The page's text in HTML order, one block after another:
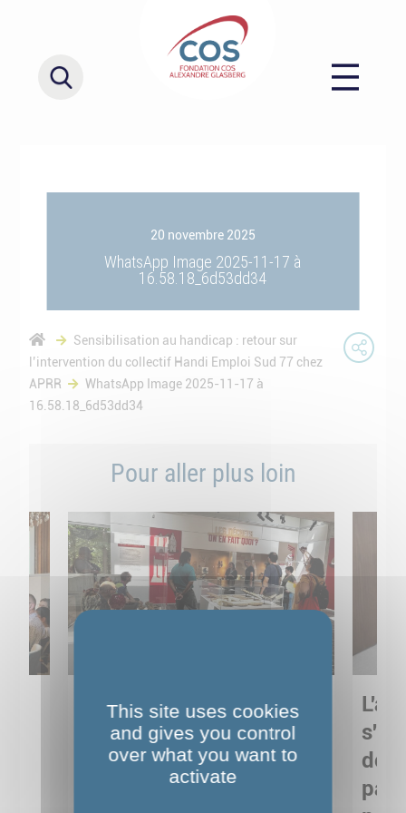
20 novembre 2025
WhatsApp Image 2025-11-17 à
16.58.18_6d53dd34
Sensibilisation au handicap : retour sur
l’intervention du collectif Handi Emploi Sud 77 chez
APRR
WhatsApp Image 2025-11-17 à
16.58.18_6d53dd34
Pour aller plus loin
Sortie pédagogique au
Musée de Préhistoire de
Nemours : apprendre
autrement grâce à la
de
This site uses cookies
and gives you control
over what you want to
activate